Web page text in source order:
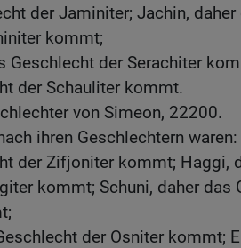
der Jaminiter; Jachin, daher
kommt;
Geschlecht der Serachiter
der Schauliter kommt.
von Simeon, 22200.
ihren Geschlechtern
der Zifjoniter kommt; Haggi,
kommt; Schuni, daher das
der Osniter kommt;